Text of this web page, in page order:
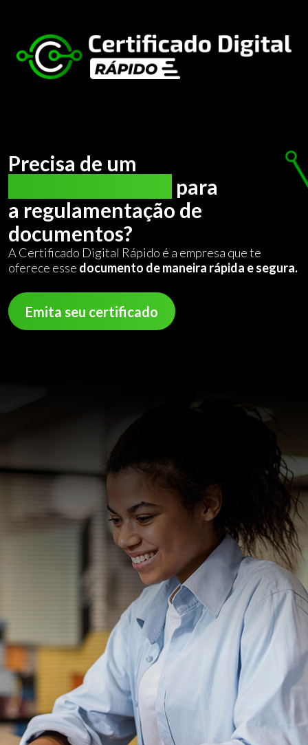
Precisa de um
para
a regulamentação de
documentos?
A Certificado Digital Rápido é a empresa que te
oferece esse documento de maneira rápida e segura.
Emita seu certificado